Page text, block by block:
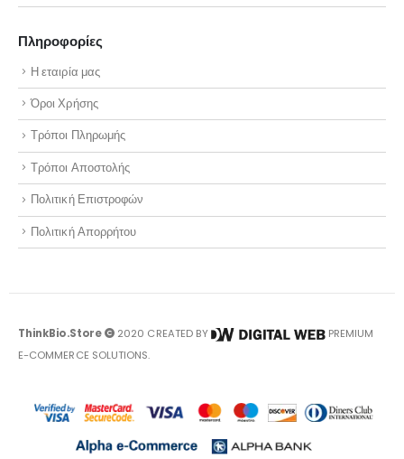
Πληροφορίες
Η εταιρία μας
Όροι Χρήσης
Τρόποι Πληρωμής
Τρόποι Αποστολής
Πολιτική Επιστροφών
Πολιτική Απορρήτου
ThinkBio.Store 2020 CREATED BY
PREMIUM
E-COMMERCE SOLUTIONS.